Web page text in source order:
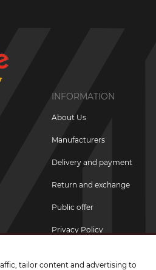
INFORMATION
About Us
Manufacturers
Delivery and payment
Return and exchange
Public offer
Privacy Policy
tailor content and advertising to